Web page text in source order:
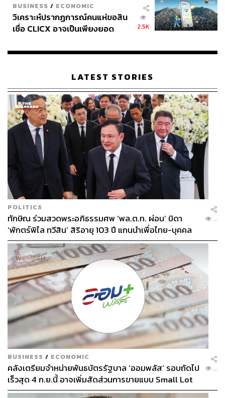
BUSINESS / ECONOMIC
วิเคราะห์ปรากฏการณ์คนแห่ขอสิน
เชื่อ CLICX อาจเป็นเพียงยอด
เรือนไทยที่ถูกซุกไว้
2.5K
LATEST STORIES
POLITICS
ทักษิณ ร่วมสวดพระอภิธรรมศพ ‘พล.ต.ท. ผ่อน’ บิดา
‘พักตร์พิไล ทวีสิน’ สิริอายุ 103 ปี แกนนำเพื่อไทย-บุคคล
หลากวงการร่วมอาลัย
...
BUSINESS / ECONOMIC
คลังเตรียมจำหน่ายพันธบัตรรัฐบาล ‘ออมพลัส’ รอบถัดไป
เร็วสุด 4 ก.ย.นี้ อาจเพิ่มสัดส่วนการขายแบบ Small Lot
First มากขึ้น
...